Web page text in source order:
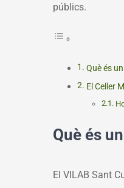
públics.
Què és
El Celler
Què és
El VILAB Sant